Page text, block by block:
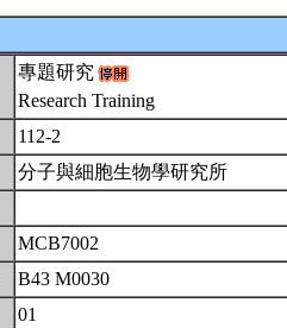
專題研究
Research Training
112-2
分子與細胞生物學研究所
MCB7002
B43 M0030
01